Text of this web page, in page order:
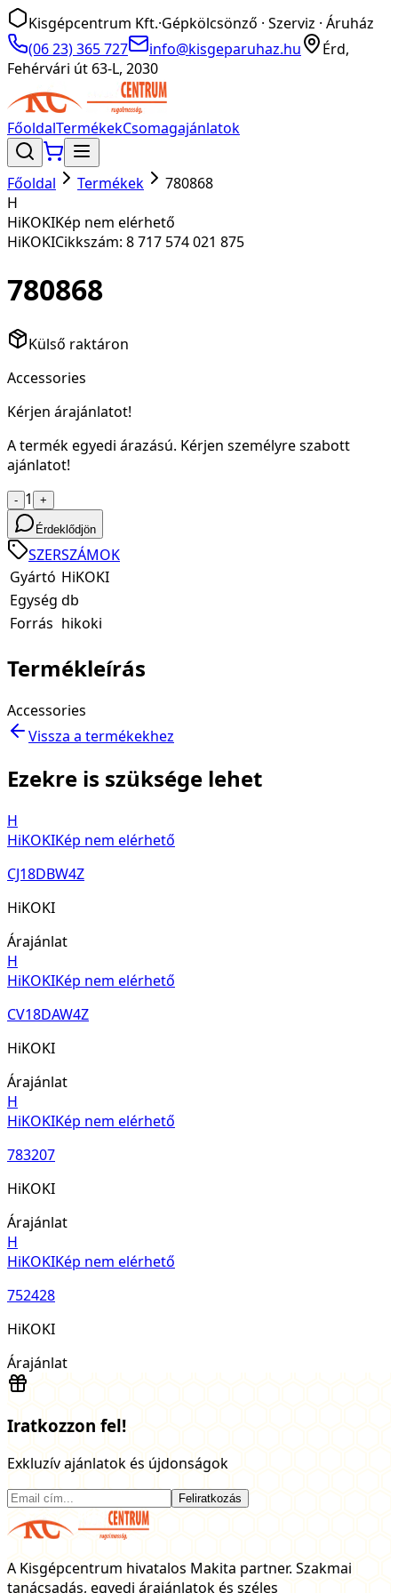
Kisgépcentrum Kft.·Gépkölcsönző · Szerviz · Áruház
(06 23) 365 727
info@kisgeparuhaz.hu
Érd,
Fehérvári út 63-L, 2030
FőoldalTermékekCsomagajánlatok
Főoldal Termékek
780868
H
HiKOKIKép nem elérhető
HiKOKICikkszám: 8 717 574 021 875
780868
Külső raktáron
Accessories
Kérjen árajánlatot!
A termék egyedi árazású. Kérjen személyre szabott
ajánlatot!
- 1 +
Érdeklődjön
SZERSZÁMOK
Gyártó HiKOKI
Egység db
Forrás hikoki
Termékleírás
Accessories
Vissza a termékekhez
Ezekre is szüksége lehet
H
HiKOKIKép nem elérhető
CJ18DBW4Z
HiKOKI
Árajánlat
H
HiKOKIKép nem elérhető
CV18DAW4Z
HiKOKI
Árajánlat
H
HiKOKIKép nem elérhető
783207
HiKOKI
Árajánlat
H
HiKOKIKép nem elérhető
752428
HiKOKI
Árajánlat
Iratkozzon fel!
Exkluzív ajánlatok és újdonságok
Feliratkozás
A Kisgépcentrum hivatalos Makita partner. Szakmai
tanácsadás, egyedi árajánlatok és széles